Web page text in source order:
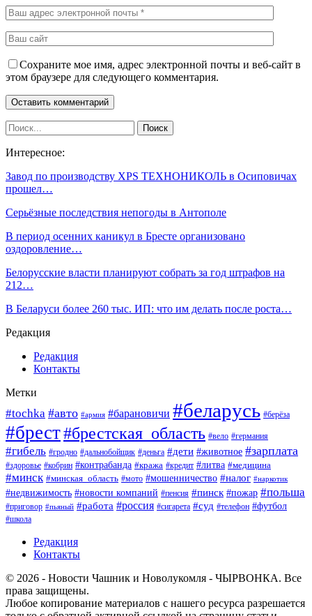
Сохраните мое имя, адрес электронной почты и веб-сайт в
этом браузере для следующего комментария.
Интересное:
Завод по производству XPS ТЕХНОНИКОЛЬ в Осиповичах
прошел…
Серьёзные последствия непогоды в Антополе
В период осенних каникул в Бресте организовано
оздоровление…
Белорусские власти планируют собрать за год штрафов на
212…
В Беларуси более 260 тыс. ИП: что им делать после роста…
Редакция
Редакция
Контакты
Метки
#tochka #авто #армия #барановичи #беларусь #берёза
#брест#брестская_область #вело #германия
#гибель #гродно #дальнобойщик #деньга #дети #животное #зарплата
#здоровье #кобрин #контрабанда #кража #кредит #литва #медицина
#минск #минская_область #мото #мошенничество #налог #наркотик
#недвижимость #новости компаний #пенсия #пинск #пожар #польша
#приговор #пьяный #работа #россия #сигарета #суд #телефон #футбол
#школа
Редакция
Контакты
© 2026 - Новости Чашник и Новолукомля - ЧЫРВОНКА. Все
права защищены.
Любое копирование материалов с нашего ресурса разрешается